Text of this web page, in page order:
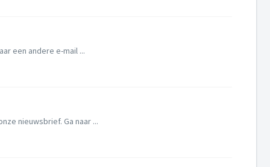
een andere e-mail ...
nieuwsbrief. Ga naar ...